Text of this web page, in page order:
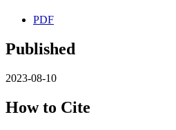
PDF
Published
2023-08-10
How to Cite